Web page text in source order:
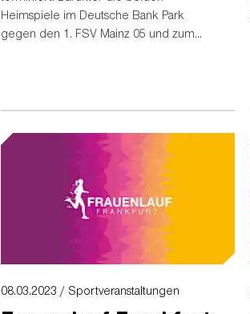
Heimspiele im Deutsche Bank Park
gegen den 1. FSV Mainz 05 und zum
08.03.2023 / Sportveranstaltungen